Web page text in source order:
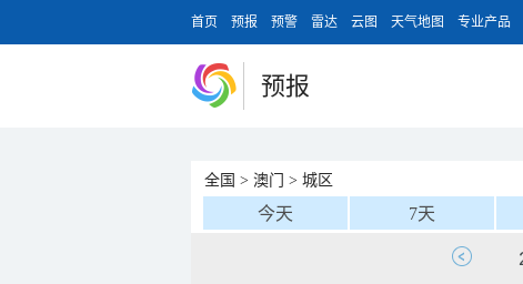
首页 预报 预警 雷达 云图 天气地图 专业产品
预报
全国 > 澳门 > 城区
今天 7天